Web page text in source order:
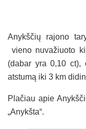
Anykščių rajono
vieno nuvažiuoto
(dabar yra 0,10 ct),
atstumą iki 3 km
Plačiau apie
„Anykšta“.